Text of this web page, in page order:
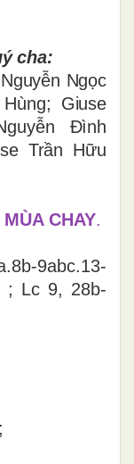
cha:
Ngọc
Giuse
Đình
Trần Hữu
CHAY.
9abc.13-
; Lc 9, 28b-
;